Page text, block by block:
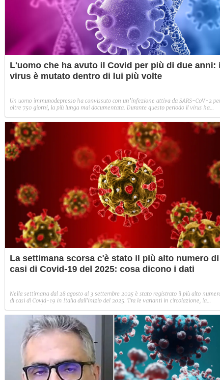
L'uomo che ha avuto il Covid per più di due anni:
virus è mutato dentro di lui più volte
Un uomo immunodepresso ha convissuto con un’infezione attiva da SARS-CoV-2
oltre 750 giorni, la più lunga mai documentata. Durante questo periodo il virus ha
potrebbe riscontrare all'interno di una comunità.
La settimana scorsa c'è stato il più alto numero di
casi di Covid-19 del 2025: cosa dicono i dati
Nella settimana dal 28 agosto al 3 settembre 2025 è stato registrato il più alto
di casi di Covid-19 in Italia dall'inizio del 2025. Tra le varianti in circolazione, la